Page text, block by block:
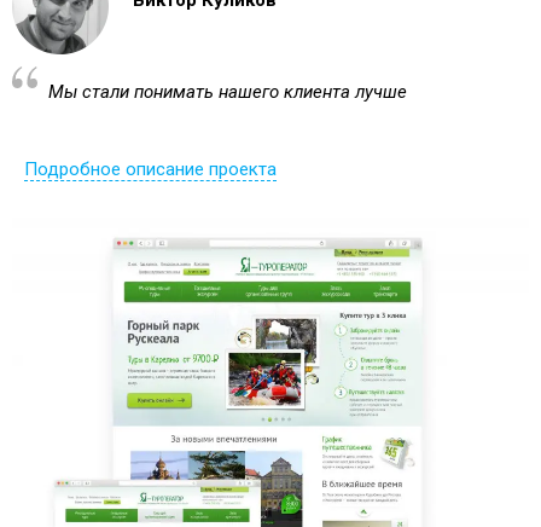
Мы стали понимать нашего клиента лучше
Подробное описание проекта